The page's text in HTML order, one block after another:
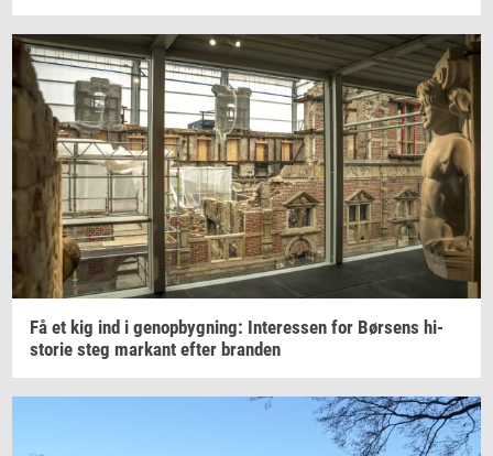
Få et kig ind i genop­byg­ning: In­ter­es­sen for Bør­sens hi­
sto­rie steg mar­kant efter bran­den